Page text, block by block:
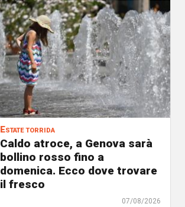
Estate torrida
Caldo atroce, a Genova sarà
bollino rosso fino a
domenica. Ecco dove trovare
il fresco
07/08/2026